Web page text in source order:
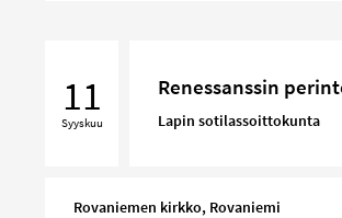
perintö
11
Syyskuu
Renessanssin
Lapin sotilassoittokunta
Rovaniemen kirkko, Rovaniemi